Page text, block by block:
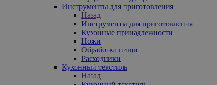
Инструменты для приготовления
Назад
Инструменты для приготовления
Кухонные принадлежности
Ножи
Обработка пищи
Расходники
Кухонный текстиль
Назад